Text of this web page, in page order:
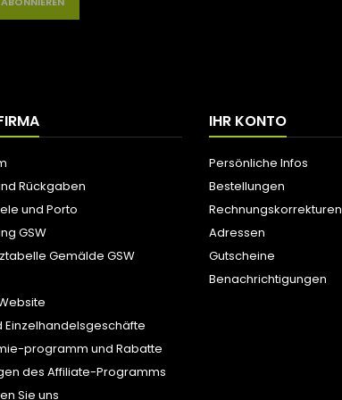
Rückgaben
und Porto
GSW
Gemälde GSW
Einzelhandelsgeschäfte
programm und Rabatte
des Affiliate-Programms
Sie uns
IHR KONTO
Persönliche Infos
Bestellungen
Rechnungskorrekturen
Adressen
Gutscheine
Benachrichtigungen